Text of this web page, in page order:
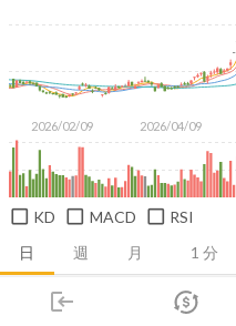
login
市場
日 週 月
2026/02/09 2026/04/09
KD MACD RSI
推薦卡片 技術面